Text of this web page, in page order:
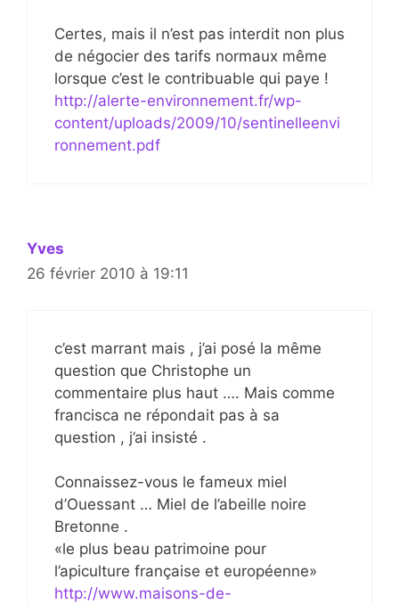
Certes, mais il n’est pas interdit non plus
de négocier des tarifs normaux même
lorsque c’est le contribuable qui paye !
http://alerte-environnement.fr/wp-
content/uploads/2009/10/sentinelleenvi
ronnement.pdf
Yves
26 février 2010 à 19:11
c’est marrant mais , j’ai posé la même
question que Christophe un
commentaire plus haut …. Mais comme
francisca ne répondait pas à sa
question , j’ai insisté .
Connaissez-vous le fameux miel
d’Ouessant … Miel de l’abeille noire
Bretonne .
«le plus beau patrimoine pour
l’apiculture française et européenne»
http://www.maisons-de-